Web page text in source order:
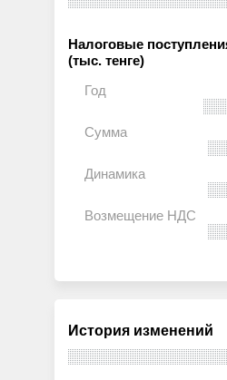
Налоговые
(тыс. тенге)
История изменений